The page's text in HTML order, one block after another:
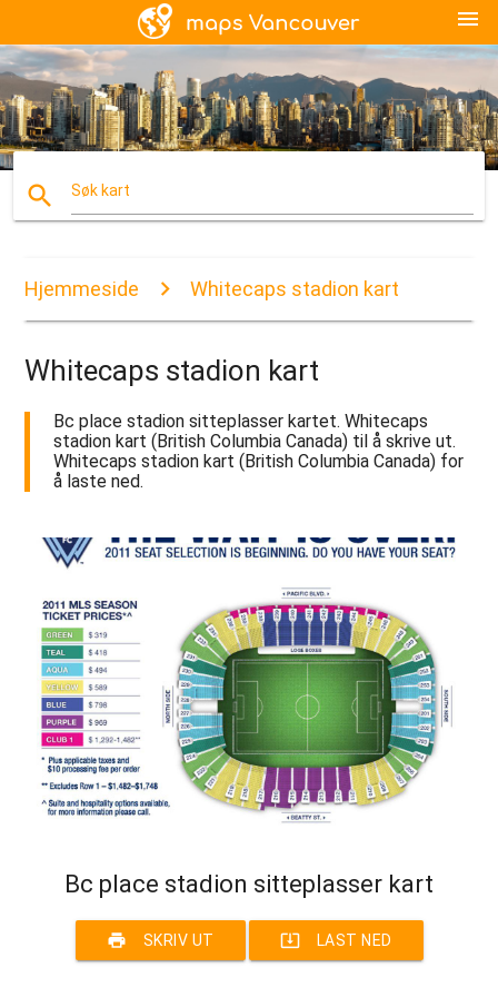
menu
search Søk kart
Hjemmeside Whitecaps stadion kart
Whitecaps stadion kart
Bc place stadion sitteplasser kartet. Whitecaps
stadion kart (British Columbia Canada) til å skrive ut.
Whitecaps stadion kart (British Columbia Canada) for
å laste ned.
Bc place stadion sitteplasser kart
print SKRIV UT system_update_alt LAST NED